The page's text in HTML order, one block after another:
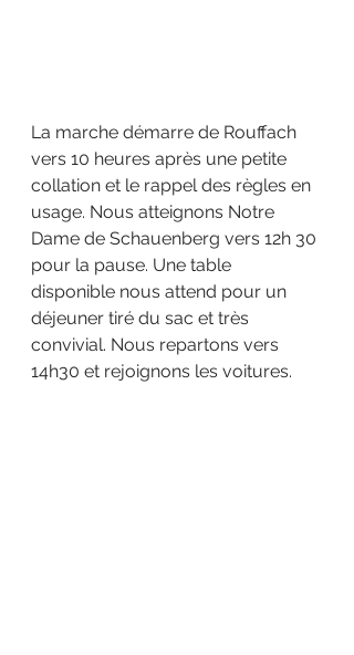
La marche démarre de Rouffach
vers 10 heures après une petite
collation et le rappel des règles en
usage. Nous atteignons Notre
Dame de Schauenberg vers 12h 30
pour la pause. Une table
disponible nous attend pour un
déjeuner tiré du sac et très
convivial. Nous repartons vers
14h30 et rejoignons les voitures.